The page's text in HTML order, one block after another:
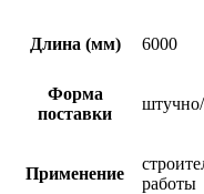
Длина (мм) 6000
Форма
поставки
Применение
работы